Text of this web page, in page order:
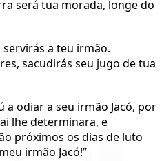
será tua morada, longe do
servirás a teu irmão.
sacudirás seu jugo de tua
a odiar a seu irmão Jacó, por
lhe determinara, e
próximos os dias de luto
irmão Jacó!”